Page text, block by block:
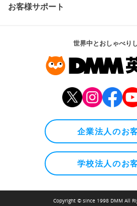
お客様サポート
世界中とおしゃべり
企業法人のお
学校法人のお
Copyright © since 1998 DMM All